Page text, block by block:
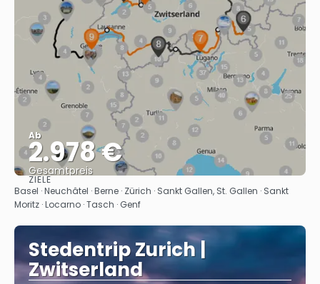
Ab
2.978 €
Gesamtpreis
Sehen
ZIELE
Basel · Neuchâtel · Berne · Zürich · Sankt Gallen, St. Gallen · Sankt
Moritz · Locarno · Tasch · Genf
Stedentrip Zurich |
Zwitserland